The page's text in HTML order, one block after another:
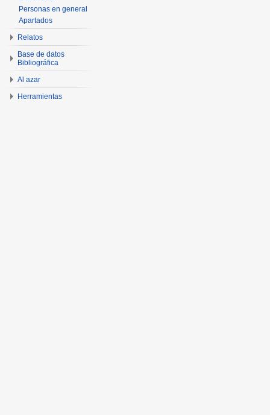
Personas en general
Apartados
Relatos
Base de datos
Bibliográfica
Al azar
Herramientas